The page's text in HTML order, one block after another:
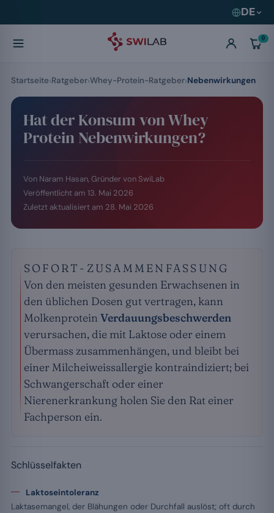
DE
0
Hat der Konsum von Whey
Protein Nebenwirkungen?
Von Naram Hasan, Gründer von SwiLab
Veröffentlicht am 13. Mai 2026
Zuletzt aktualisiert am 28. Mai 2026
SOFORT-ZUSAMMENFASSUNG
Von den meisten gesunden Erwachsenen in
den üblichen Dosen gut vertragen, kann
Molkenprotein Verdauungsbeschwerden
verursachen, die mit Laktose oder einem
Übermass zusammenhängen, und bleibt bei
einer Milcheiweissallergie kontraindiziert; bei
Schwangerschaft oder einer
Nierenerkrankung holen Sie den Rat einer
Fachperson ein.
Schlüsselfakten
Laktoseintoleranz
Laktasemangel, der Blähungen oder Durchfall auslöst; oft durch
Startseite Ratgeber Whey-Protein-Ratgeber Nebenwirkungen